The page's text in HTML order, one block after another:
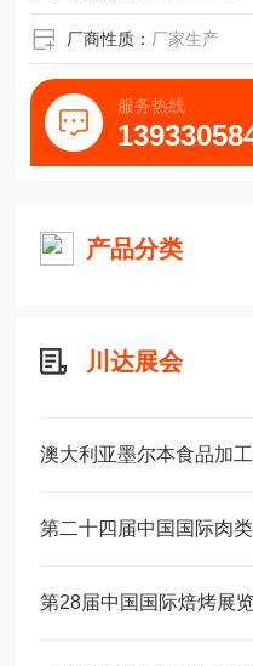
厂商性质： 厂家生产
服务热线
产品分类
川达展会
澳大利亚墨尔本食品加
第二十四届中国国际肉
第28届中国国际焙烤展